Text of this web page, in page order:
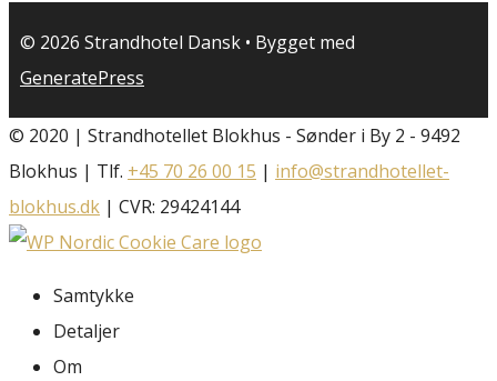
© 2026 Strandhotel Dansk • Bygget med
GeneratePress
© 2020 | Strandhotellet Blokhus - Sønder i By 2 - 9492
Blokhus | Tlf. +45 70 26 00 15 | info@strandhotellet-
blokhus.dk | CVR: 29424144
Samtykke
Detaljer
Om